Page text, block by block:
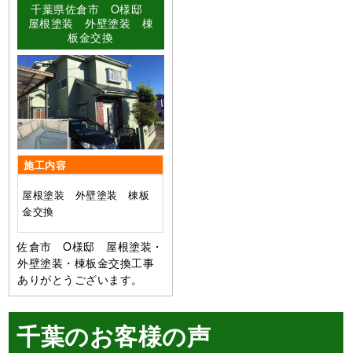
千葉県佐倉市 O様邸
屋根塗装 外壁塗装 棟
板金交換
施工内容
屋根塗装 外壁塗装 棟板
金交換
佐倉市 O様邸 屋根塗装・
外壁塗装・棟板金交換工事
ありがとうございます。
千葉のお客様の声